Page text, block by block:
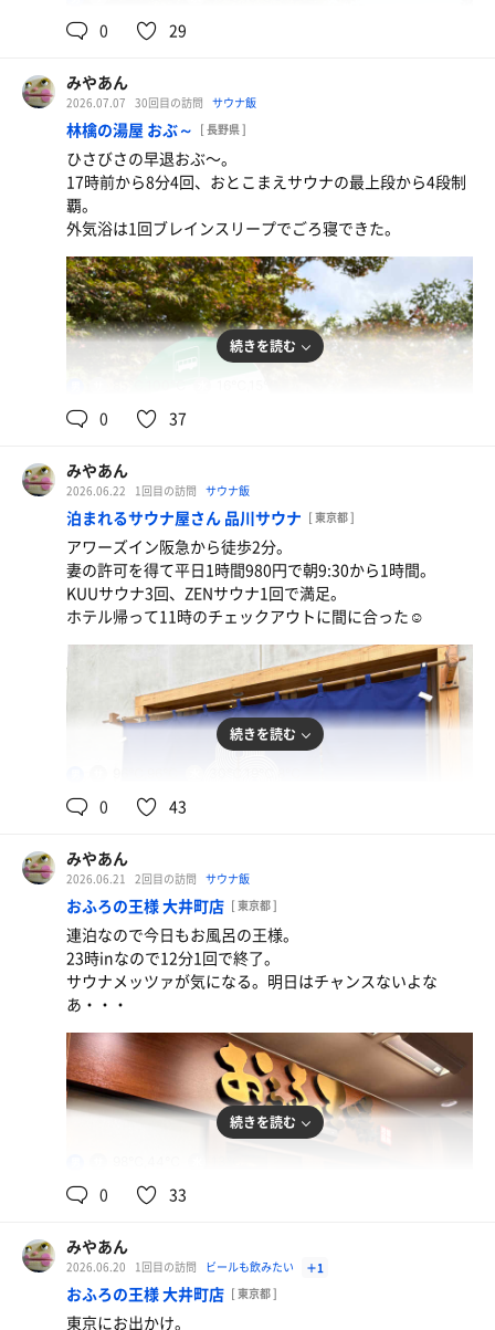
ビタミンちくわドッグ
ひとり水
ひとり水
0 29
みやあん
2026.07.07 30回目の訪問 サウナ飯
林檎の湯屋 おぶ～ [ 長野県 ]
ひさびさの早退おぶ〜。
17時前から8分4回、おとこまえサウナの最上段から4段制
覇。
外気浴は1回ブレインスリープでごろ寝できた。
Lサイズアップ無料
コーラゼロ氷なし
ルイボス茶
続きを読む
0 37
みやあん
2026.06.22 1回目の訪問 サウナ飯
泊まれるサウナ屋さん 品川サウナ [ 東京都 ]
アワーズイン阪急から徒歩2分。
妻の許可を得て平日1時間980円で朝9:30から1時間。
KUUサウナ3回、ZENサウナ1回で満足。
ホテル帰って11時のチェックアウトに間に合った☺️
続きを読む
0 43
みやあん
2026.06.21 2回目の訪問 サウナ飯
おふろの王様 大井町店 [ 東京都 ]
連泊なので今日もお風呂の王様。
23時inなので12分1回で終了。
サウナメッツァが気になる。明日はチャンスないよな
あ・・・
続きを読む
0 33
みやあん
2026.06.20 1回目の訪問 ビールも飲みたい ＋1
おふろの王様 大井町店 [ 東京都 ]
東京にお出かけ。